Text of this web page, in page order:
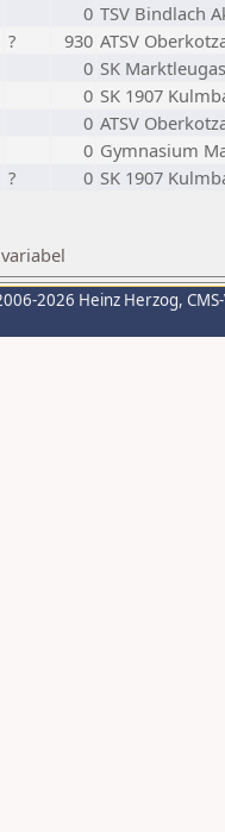
0 TSV Bindlach
? 930 ATSV
0 SK
0 SK 1907
0 ATSV
0 Gymnasium
? 0 SK 1907
2026 Heinz Herzog,